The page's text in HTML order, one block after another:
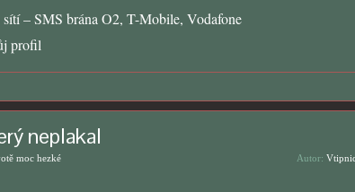
– SMS brána O2, T-Mobile, Vodafone
profil
neplakal
moc hezké Autor: